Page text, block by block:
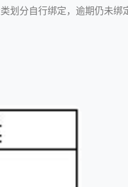
划分自行绑定，逾期仍未绑